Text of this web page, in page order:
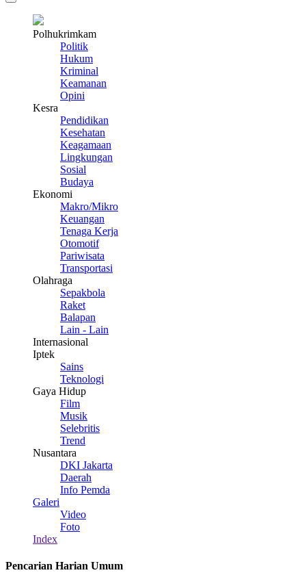
Polhukrimkam
Politik
Hukum
Kriminal
Keamanan
Opini
Kesra
Pendidikan
Kesehatan
Keagamaan
Lingkungan
Sosial
Budaya
Ekonomi
Makro/Mikro
Keuangan
Tenaga Kerja
Otomotif
Pariwisata
Transportasi
Olahraga
Sepakbola
Raket
Balapan
Lain - Lain
Internasional
Iptek
Sains
Teknologi
Gaya Hidup
Film
Musik
Selebritis
Trend
Nusantara
DKI Jakarta
Daerah
Info Pemda
Galeri
Video
Foto
Index
Pencarian Harian Umum